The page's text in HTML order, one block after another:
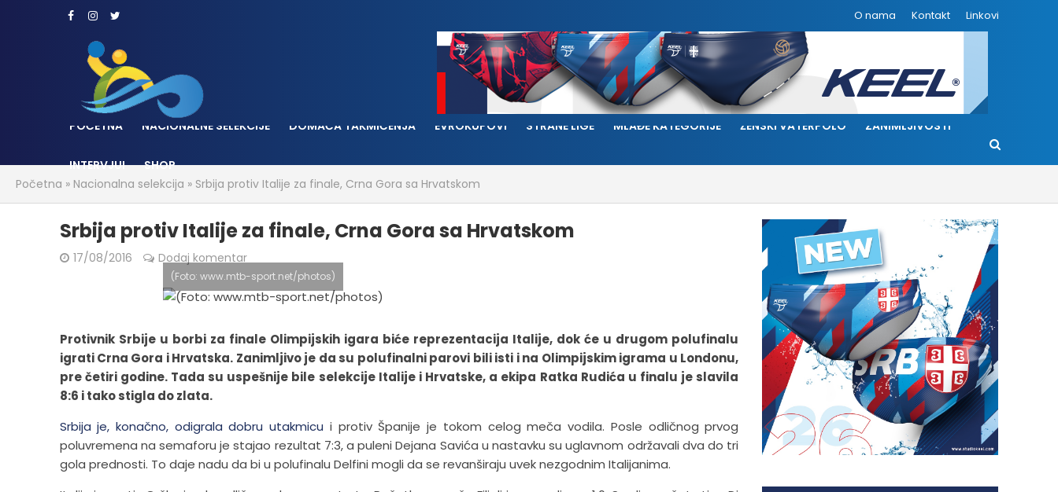
O nama Kontakt Linkovi
POČETNA NACIONALNE SELEKCIJE DOMAĆA TAKMIČENJA EVROKUPOVI STRANE LIGE MLAĐE KATEGORIJE ŽENSKI VATERPOLO ZANIMLJIVOSTI
INTERVJUI
SHOP
Početna » Nacionalna selekcija » Srbija protiv Italije za finale, Crna Gora sa Hrvatskom
Srbija protiv Italije za finale, Crna Gora sa Hrvatskom
17/08/2016 Dodaj komentar
(Foto: www.mtb-sport.net/photos)
Protivnik Srbije u borbi za finale Olimpijskih igara biće reprezentacija Italije, dok će u drugom polufinalu
igrati Crna Gora i Hrvatska. Zanimljivo je da su polufinalni parovi bili isti i na Olimpijskim igrama u Londonu,
pre četiri godine. Tada su uspešnije bile selekcije Italije i Hrvatske, a ekipa Ratka Rudića u finalu je slavila
8:6 i tako stigla do zlata.
Srbija je, konačno, odigrala dobru utakmicu i protiv Španije je tokom celog meča vodila. Posle odličnog prvog
poluvremena na semaforu je stajao rezultat 7:3, a puleni Dejana Savića u nastavku su uglavnom održavali dva do tri
gola prednosti. To daje nadu da bi u polufinalu Delfini mogli da se revanširaju uvek nezgodnim Italijanima.